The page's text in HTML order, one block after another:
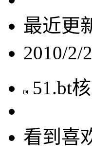
最近更
2010/2/
51.bt
看到喜